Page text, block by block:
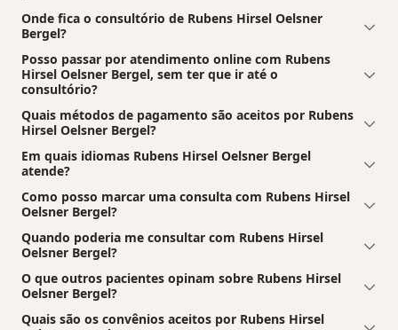
Onde fica o consultório de Rubens Hirsel Oelsner
Bergel?
Posso passar por atendimento online com Rubens
Hirsel Oelsner Bergel, sem ter que ir até o
consultório?
Quais métodos de pagamento são aceitos por Rubens
Hirsel Oelsner Bergel?
Em quais idiomas Rubens Hirsel Oelsner Bergel
atende?
Como posso marcar uma consulta com Rubens Hirsel
Oelsner Bergel?
Quando poderia me consultar com Rubens Hirsel
Oelsner Bergel?
O que outros pacientes opinam sobre Rubens Hirsel
Oelsner Bergel?
Quais são os convênios aceitos por Rubens Hirsel